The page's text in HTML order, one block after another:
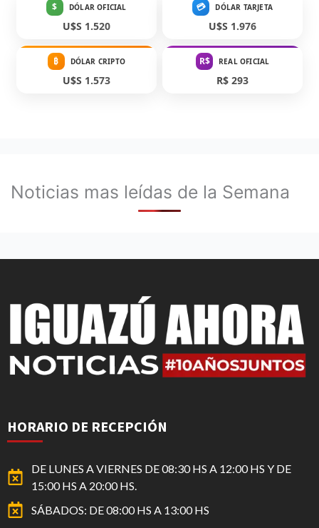
$ DÓLAR OFICIAL
U$S 1.520
💳 DÓLAR TARJETA
U$S 1.976
₿ DÓLAR CRIPTO
U$S 1.573
R$ REAL OFICIAL
R$ 293
Noticias mas leídas de la Semana
HORARIO DE RECEPCIÓN
DE LUNES A VIERNES DE 08:30 HS A 12:00 HS Y DE
15:00 HS A 20:00 HS.
SÁBADOS: DE 08:00 HS A 13:00 HS